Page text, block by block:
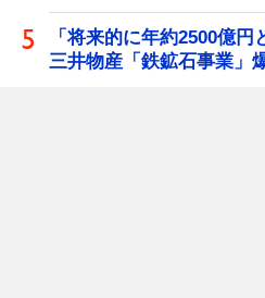
「将来的に年約2500億
三井物産「鉄鉱石事業」